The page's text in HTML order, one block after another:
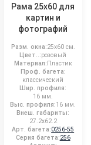
Рама 25x60 для
картин и
фотографий
Разм. окна:25x60 см.
Цвет..:розовый
Материал:Пластик
Проф. багета:
классический
Шир. профиля:
16 мм.
Выс. профиля:16 мм.
Внеш. габариты:
27.2x62.2
Арт. багета:0256-55
Серия багета:256